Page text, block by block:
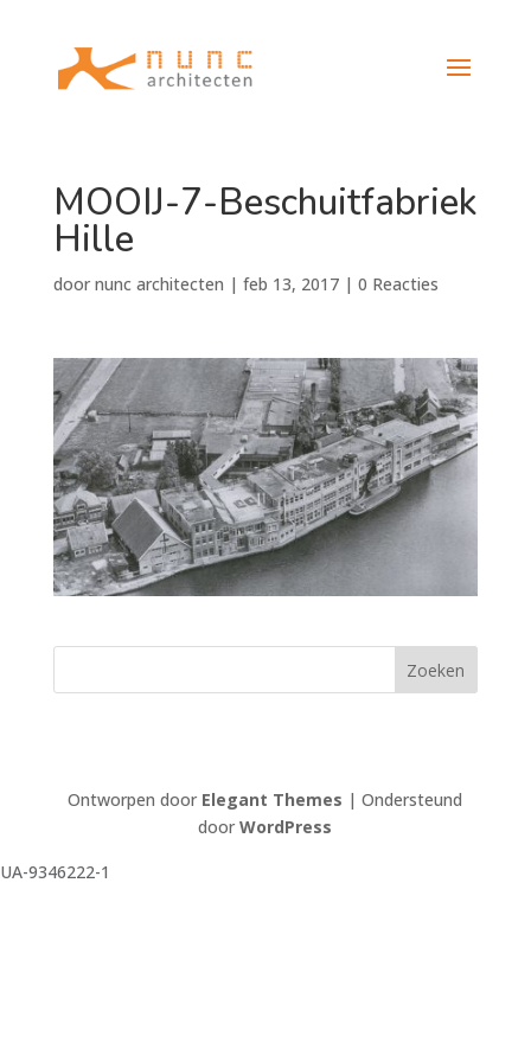
MOOIJ-7-Beschuitfabriek
Hille
door nunc architecten | feb 13, 2017| 0 Reacties
Ontworpen door Elegant Themes | Ondersteund
doorWordPress
UA-9346222-1